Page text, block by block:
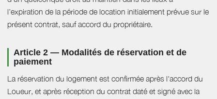
l’expiration de la période de location initialement prévue sur le
présent contrat, sauf accord du propriétaire.
Article 2 — Modalités de réservation et de
paiement
La réservation du logement est confirmée après l'accord du
Loueur, et après réception du contrat daté et signé avec la